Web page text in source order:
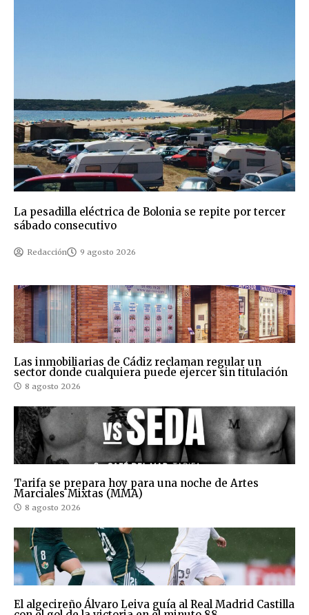
La pesadilla eléctrica de Bolonia se repite por tercer
sábado consecutivo
Redacción 9 agosto 2026
Las inmobiliarias de Cádiz reclaman regular un
sector donde cualquiera puede ejercer sin titulación
8 agosto 2026
Tarifa se prepara hoy para una noche de Artes
Marciales Mixtas (MMA)
8 agosto 2026
El algecireño Álvaro Leiva guía al Real Madrid Castilla